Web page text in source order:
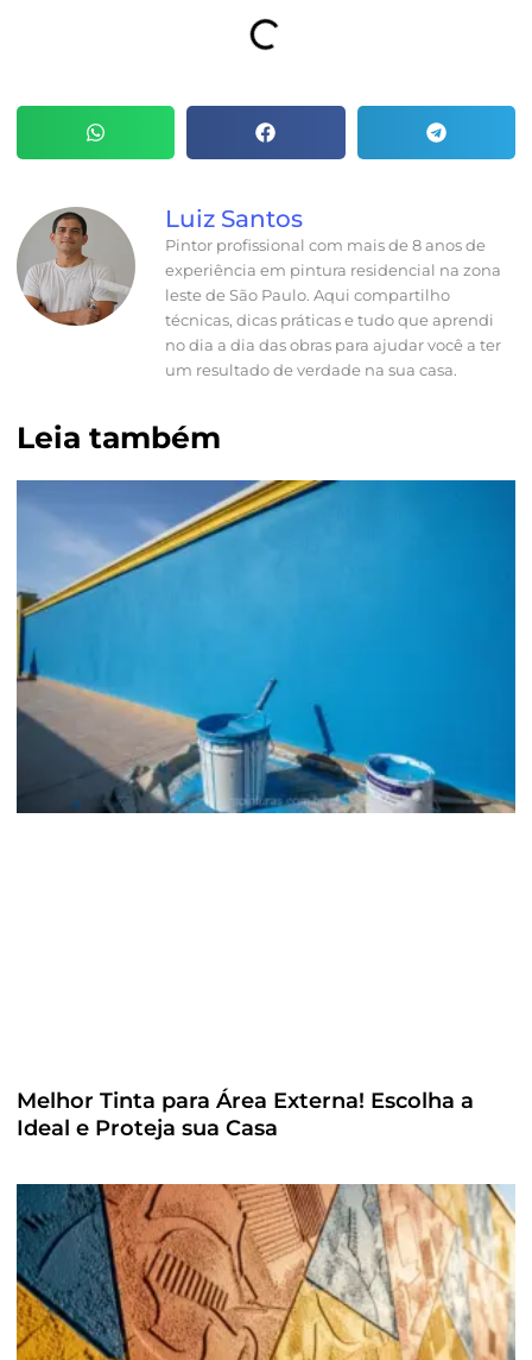
Luiz Santos
Pintor profissional com mais de 8 anos de
experiência em pintura residencial na zona
leste de São Paulo. Aqui compartilho
técnicas, dicas práticas e tudo que aprendi
no dia a dia das obras para ajudar você a ter
um resultado de verdade na sua casa.
Leia também
Melhor Tinta para Área Externa! Escolha a
Ideal e Proteja sua Casa